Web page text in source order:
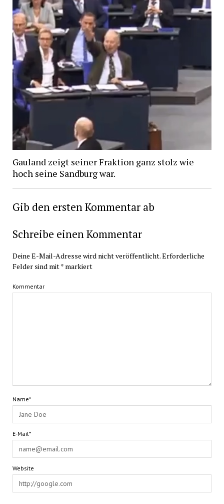
Gauland zeigt seiner Fraktion ganz stolz wie
hoch seine Sandburg war.
Gib den ersten Kommentar ab
Schreibe einen Kommentar
Deine E-Mail-Adresse wird nicht veröffentlicht.Erforderliche
Felder sind mit*markiert
Kommentar
Name*
E-Mail*
Website